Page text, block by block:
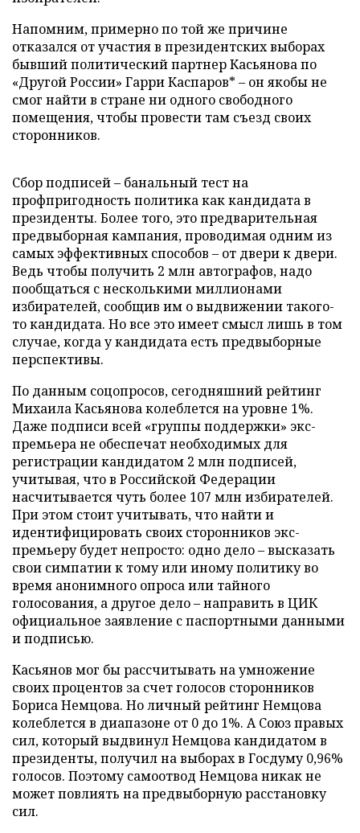
Напомним, примерно по той же причине
отказался от участия в президентских выборах
бывший политический партнер Касьянова по
«Другой России» Гарри Каспаров* – он якобы не
смог найти в стране ни одного свободного
помещения, чтобы провести там съезд своих
сторонников.
Сбор подписей – банальный тест на
профпригодность политика как кандидата в
президенты. Более того, это предварительная
предвыборная кампания, проводимая одним из
самых эффективных способов – от двери к двери.
Ведь чтобы получить 2 млн автографов, надо
пообщаться с несколькими миллионами
избирателей, сообщив им о выдвижении такого-
то кандидата. Но все это имеет смысл лишь в том
случае, когда у кандидата есть предвыборные
перспективы.
По данным соцопросов, сегодняшний рейтинг
Михаила Касьянова колеблется на уровне 1%.
Даже подписи всей «группы поддержки» экс-
премьера не обеспечат необходимых для
регистрации кандидатом 2 млн подписей,
учитывая, что в Российской Федерации
насчитывается чуть более 107 млн избирателей.
При этом стоит учитывать, что найти и
идентифицировать своих сторонников экс-
премьеру будет непросто: одно дело – высказать
свои симпатии к тому или иному политику во
время анонимного опроса или тайного
голосования, а другое дело – направить в ЦИК
официальное заявление с паспортными данными
и подписью.
Касьянов мог бы рассчитывать на умножение
своих процентов за счет голосов сторонников
Бориса Немцова. Но личный рейтинг Немцова
колеблется в диапазоне от 0 до 1%. А Союз правых
сил, который выдвинул Немцова кандидатом в
президенты, получил на выборах в Госдуму 0,96%
голосов. Поэтому самоотвод Немцова никак не
может повлиять на предвыборную расстановку
сил.